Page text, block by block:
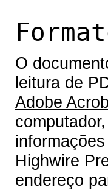
O
leitura de
Adobe
Highwire
endereço